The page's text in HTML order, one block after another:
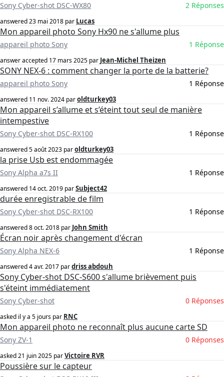
Sony Cyber-shot DSC-WX80 2 Réponses
answered23 mai 2018 par Lucas
Mon appareil photo Sony Hx90 ne s'allume plus
appareil photo Sony 1 Réponse
answer accepted 17 mars 2025 par Jean-Michel Theizen
SONY NEX-6 : comment changer la porte de la batterie?
appareil photo Sony 1 Réponse
answered 11 nov. 2024 paroldturkey03
Mon appareil s’allume et s’éteint tout seul de manière
intempestive
Sony Cyber-shot DSC-RX100 1 Réponse
answered5 août 2023 paroldturkey03
la prise Usb est endommagée
Sony Alpha a7s II 1 Réponse
answered 14 oct. 2019 parSubject42
durée enregistrable de film
Sony Cyber-shot DSC-RX100 1 Réponse
answered8 oct. 2018 par John Smith
Écran noir après changement d'écran
Sony Alpha NEX-6 1 Réponse
answered4 avr. 2017 pardriss abdouh
Sony Cyber-shot DSC-S600 s'allume brièvement puis
s'éteint immédiatement
Sony Cyber-shot 0 Réponses
asked il y a 5 jours par RNC
Mon appareil photo ne reconnaît plus aucune carte SD
Sony ZV-1 0 Réponses
asked21 juin 2025 parVictoire RVR
Poussière sur le capteur